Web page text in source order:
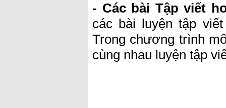
- Các bài Tập viết
các bài luyện tập
Trong chương trình
cùng nhau luyện tập